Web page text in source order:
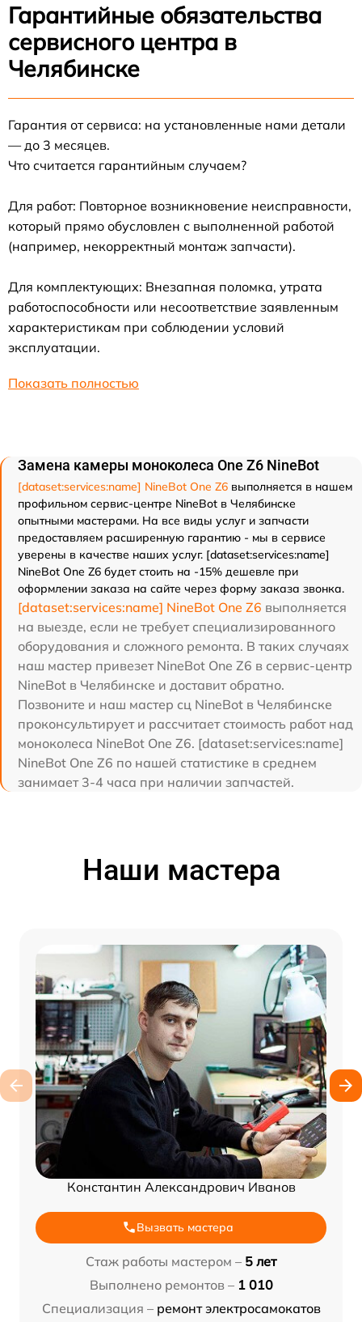
Гарантийные обязательства
сервисного центра в
Челябинске
Гарантия от сервиса: на установленные нами детали
— до 3 месяцев.
Что считается гарантийным случаем?
Для работ: Повторное возникновение неисправности,
который прямо обусловлен с выполненной работой
(например, некорректный монтаж запчасти).
Для комплектующих: Внезапная поломка, утрата
работоспособности или несоответствие заявленным
характеристикам при соблюдении условий
эксплуатации.
Показать полностью
Замена камеры моноколеса One Z6 NineBot
[dataset:services:name] NineBot One Z6 выполняется в нашем
профильном сервис-центре NineBot в Челябинске
опытными мастерами. На все виды услуг и запчасти
предоставляем расширенную гарантию - мы в сервисе
уверены в качестве наших услуг. [dataset:services:name]
NineBot One Z6 будет стоить на -15% дешевле при
оформлении заказа на сайте через форму заказа звонка.
[dataset:services:name] NineBot One Z6 выполняется
на выезде, если не требует специализированного
оборудования и сложного ремонта. В таких случаях
наш мастер привезет NineBot One Z6 в сервис-центр
NineBot в Челябинске и доставит обратно.
Позвоните и наш мастер сц NineBot в Челябинске
проконсультирует и рассчитает стоимость работ над
моноколеса NineBot One Z6. [dataset:services:name]
NineBot One Z6 по нашей статистике в среднем
занимает 3-4 часа при наличии запчастей.
Наши мастера
Константин Александрович Иванов
Вызвать мастера
Стаж работы мастером – 5 лет
Выполнено ремонтов – 1 010
Специализация – ремонт электросамокатов